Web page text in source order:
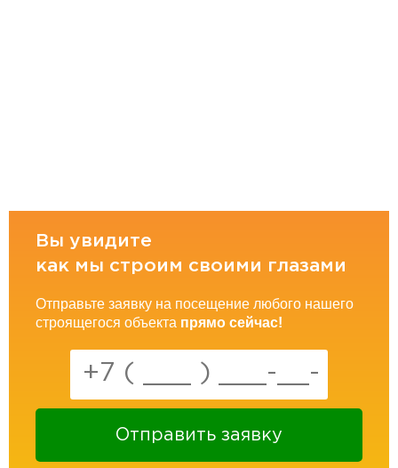
Вы увидите
как мы строим своими глазами
Отправьте заявку на посещение любого нашего
строящегося объекта прямо сейчас!
Отправить заявку